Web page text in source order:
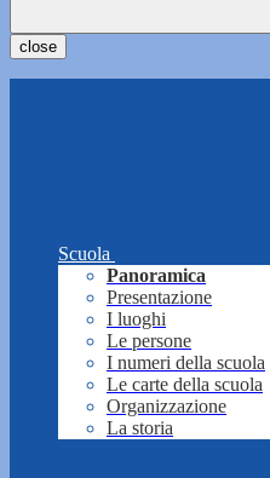
close
Scuola
Panoramica
Presentazione
I luoghi
Le persone
I numeri della scuola
Le carte della scuola
Organizzazione
La storia